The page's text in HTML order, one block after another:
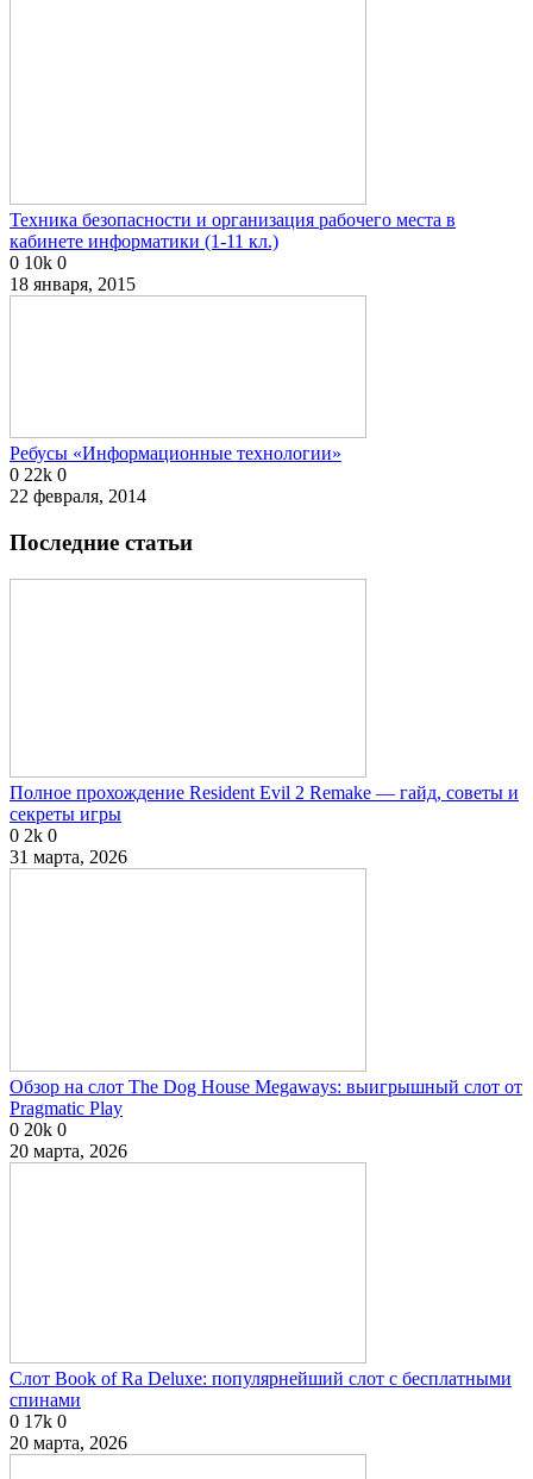
Техника безопасности и организация рабочего места в
кабинете информатики (1-11 кл.)
0 10k 0
18 января, 2015
Ребусы «Информационные технологии»
0 22k 0
22 февраля, 2014
Последние статьи
Полное прохождение Resident Evil 2 Remake — гайд, советы и
секреты игры
0 2k 0
31 марта, 2026
Обзор на слот The Dog House Megaways: выигрышный слот от
Pragmatic Play
0 20k 0
20 марта, 2026
Слот Book of Ra Deluxe: популярнейший слот с бесплатными
спинами
0 17k 0
20 марта, 2026